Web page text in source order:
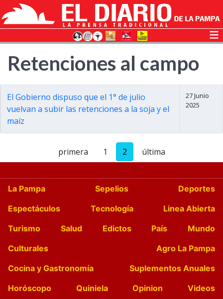
Retenciones al campo
El Gobierno dispuso que el 1° de julio
vuelvan a subir las retenciones a la soja y el
maíz
27 Junio
2025
primera 1 2 última
La Pampa Sepelios
Deportes
Espectáculos
Tecnología
Linea Abierta
Turismo
Salud Edictos País
Mundo
Culturales
Agro La Pampa
Cocina y Gastronomía
Suplementos Anuales
Horóscopo
Quiniela Opinion
Videos